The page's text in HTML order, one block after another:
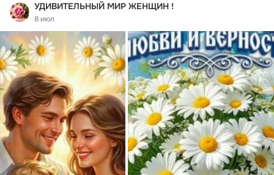
УДИВИТЕЛЬНЫЙ МИР ЖЕНЩИН !
8 июл